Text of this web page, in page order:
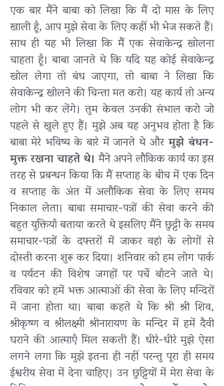
एक बार मैंने बाबा को लिखा कि मैं दो मास के लिए
खाली हूँ, आप मुझे सेवा के लिए कहीं भी भेज सकते हैं।
साथ ही यह भी लिखा कि मैं एक सेवाकेन्द्र खोलना
चाहता हूँ। बाबा जानते थे कि यदि यह कोई सेवाकेन्द्र
खोल लेगा तो बंध जाएगा, तो बाबा ने लिखा कि
सेवाकेन्द्र खोलने की चिन्ता मत करो। यह कार्य तो अन्य
लोग भी कर लेंगे। तुम केवल उनकी संभाल करो जो
पहले से खुले हुए हैं। मुझे अब यह अनुभव होता है कि
बाबा मेरे भविष्य के बारे में जानते थे औरमुझे बंधन-
मुक्त रखना चाहते थे। मैने अपने लौकिक कार्य का इस
तरह से प्रबन्धन किया कि मैं सप्ताह के बीच में एक दिन
व सप्ताह के अंत में अलौकिक सेवा के लिए समय
निकाल लेता। बाबा समाचार-पत्रों की सेवा करने की
बहुत युक्तियाँ बताया करते थे इसलिए मैंने छुट्टी के समय
समाचार-पत्रों के दफ्तरों में जाकर वहां के लोगों से
दोस्ती करना शुरू कर दिया। शनिवार को हम लोग पार्क
व पर्यटन की विशेष जगहों पर पर्चे बाँटने जाते थे।
रविवार को हमें भक्त आत्माओं की सेवा के लिए मन्दिरों
में जाना होता था। बाबा कहते थे कि श्री श्री शिव,
श्रीकृष्ण व श्रीलक्ष्मी श्रीनारायण के मन्दिर में हमें दैवी
घराने की आत्माएँ मिल सकती हैं। धीरे-धीरे मुझे ऐसा
लगने लगा कि मुझे इतना ही नहीं परन्तु पूरा ही समय
ईश्वरीय सेवा में देना चाहिए। उन छुट्टियों में मेरा सेवा के